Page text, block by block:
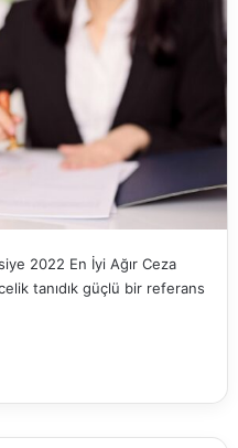
2022 En İyi Ağır Ceza
tanıdık güçlü bir referans